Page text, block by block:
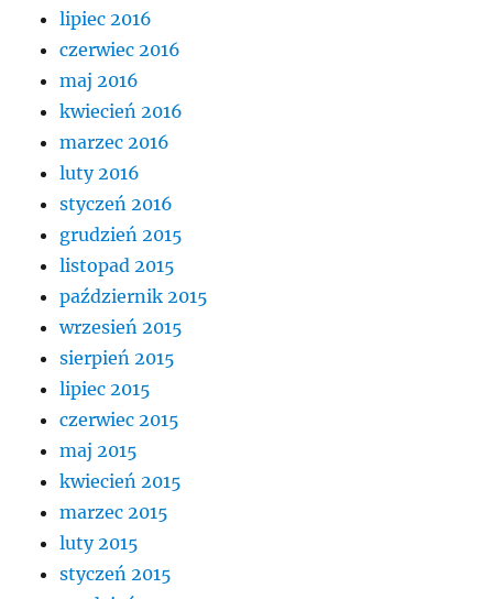
lipiec 2016
czerwiec 2016
maj 2016
kwiecień 2016
marzec 2016
luty 2016
styczeń 2016
grudzień 2015
listopad 2015
październik 2015
wrzesień 2015
sierpień 2015
lipiec 2015
czerwiec 2015
maj 2015
kwiecień 2015
marzec 2015
luty 2015
styczeń 2015